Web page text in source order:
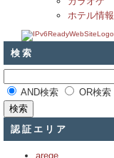
ホテル情報
検索
AND検索 OR検索
認証エリア
arege